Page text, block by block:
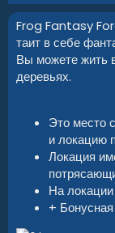
о
з
д
н
Frog Fantasy
таит в себе
Вы можете жить
деревьях.
Это место
и локацию
Локация
На
+